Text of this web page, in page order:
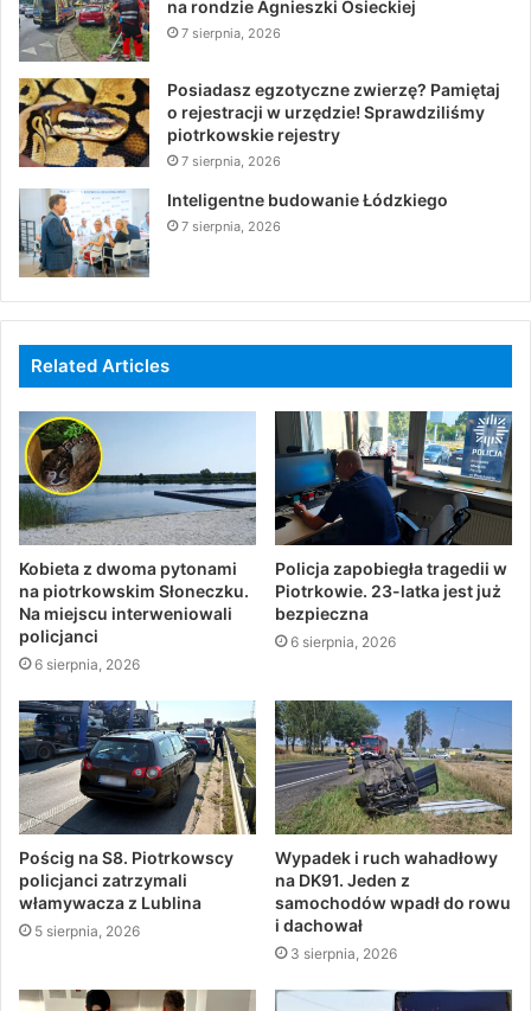
na rondzie Agnieszki Osieckiej
7 sierpnia, 2026
Posiadasz egzotyczne zwierzę? Pamiętaj
o rejestracji w urzędzie! Sprawdziliśmy
piotrkowskie rejestry
7 sierpnia, 2026
Inteligentne budowanie Łódzkiego
7 sierpnia, 2026
Related Articles
Kobieta z dwoma pytonami
na piotrkowskim Słoneczku.
Na miejscu interweniowali
policjanci
6 sierpnia, 2026
Policja zapobiegła tragedii w
Piotrkowie. 23-latka jest już
bezpieczna
6 sierpnia, 2026
Pościg na S8. Piotrkowscy
policjanci zatrzymali
włamywacza z Lublina
5 sierpnia, 2026
Wypadek i ruch wahadłowy
na DK91. Jeden z
samochodów wpadł do rowu
i dachował
3 sierpnia, 2026